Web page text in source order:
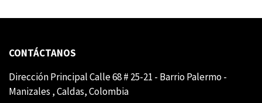
CONTÁCTANOS
Dirección Principal Calle 68 # 25-21 - Barrio Palermo -
Manizales , Caldas, Colombia